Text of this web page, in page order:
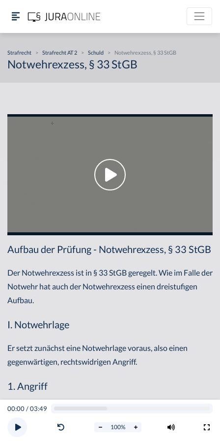
Strafrecht > Strafrecht AT 2 > Schuld > Notwehrexzess, § 33 StGB
Notwehrexzess, § 33 StGB
00:00/03:49
100%
Aufbau der Prüfung - Notwehrexzess, § 33 StGB
Der Notwehrexzess ist in § 33 StGB geregelt. Wie im Falle der
Notwehr hat auch der Notwehrexzess einen dreistufigen
Aufbau.
I. Notwehrlage
Er setzt zunächst eine Notwehrlage voraus, also einen
gegenwärtigen, rechtswidrigen Angriff.
1. Angriff
2. Gegenwärtig
Problematisch ist hier, was unter einem Exzess zu verstehen